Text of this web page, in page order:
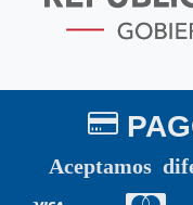
Aceptamos